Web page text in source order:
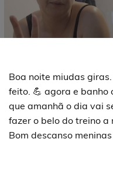
Boa noite miudas
feito. 💪 agora e banho
que amanhã o dia vai
fazer o belo do treino a
Bom descanso